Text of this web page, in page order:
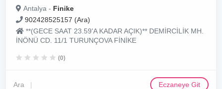
Antalya - Finike
902428525157 (Ara)
**(GECE SAAT 23.59'A KADAR AÇIK)** DEMİRCİLİK MH.
İNÖNÜ CD. 11/1 TURUNÇOVA FİNİKE
(0)
Ara Eczaneye Git